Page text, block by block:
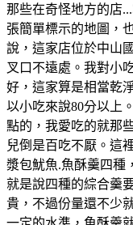
那些在奇怪地方的店
張簡單標示的地圖，
說，這家店位於中山
叉口不遠處。我對小
好，這家算是相當乾
以小吃來說80分以上
點的，我愛吃的就那
兒倒是百吃不厭。這
漿包魷魚.魚酥羹四種
就是說四種的綜合羹
貴，不過份量還不少